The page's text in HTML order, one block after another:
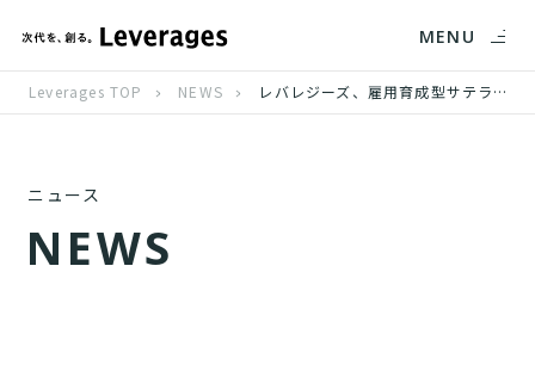
MENU
Leverages TOP NEWS レバレジーズ、雇用育成型サテライトオフィスサービス「ワークリアstep」を12月3日にリリース
ニュース
NEWS